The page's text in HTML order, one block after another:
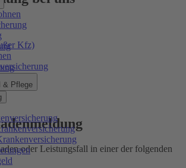
& Pflege
Kfz)
oder Leistungsfall in einer der folgenden